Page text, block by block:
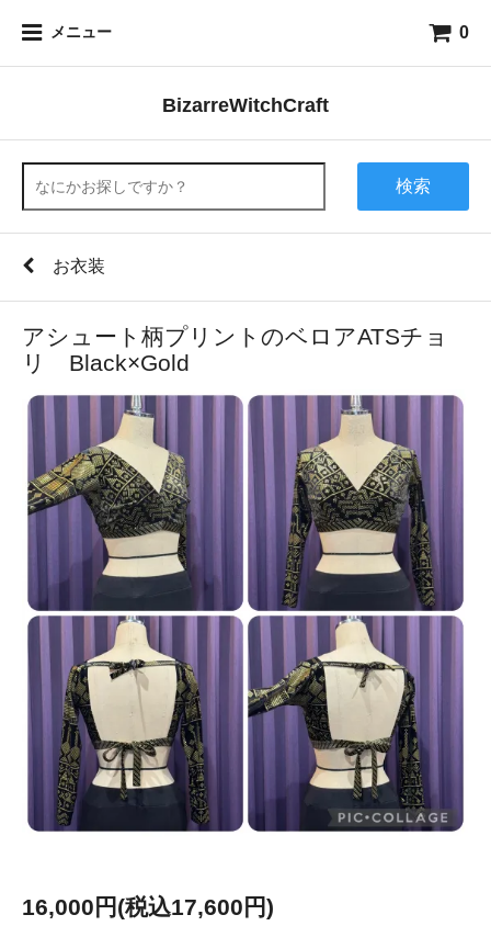
メニュー 0
BizarreWitchCraft
検索
お衣装
アシュート柄プリントのベロアATSチョ
リ Black×Gold
16,000円(税込17,600円)